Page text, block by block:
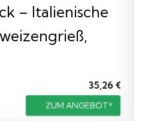
– Italienische
35,26 €
ZUM ANGEBOT*